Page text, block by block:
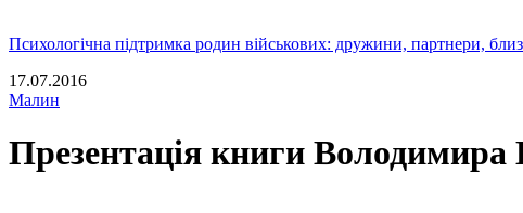
Психологічна підтримка родин військових: дружини, партнери,
17.07.2016
Малин
Презентація книги